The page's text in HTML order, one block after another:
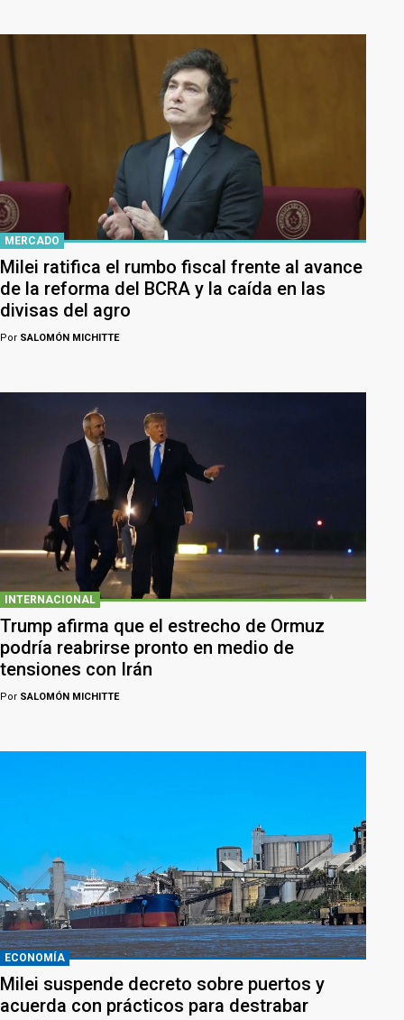
MERCADO
Milei ratifica el rumbo fiscal frente al avance
de la reforma del BCRA y la caída en las
divisas del agro
Por SALOMÓN MICHITTE
INTERNACIONAL
Trump afirma que el estrecho de Ormuz
podría reabrirse pronto en medio de
tensiones con Irán
Por SALOMÓN MICHITTE
ECONOMÍA
Milei suspende decreto sobre puertos y
acuerda con prácticos para destrabar